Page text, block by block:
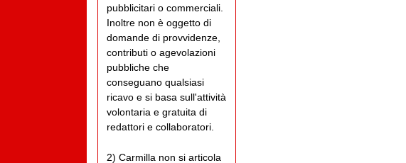
pubblicitari o commerciali.
Inoltre non è oggetto di
domande di provvidenze,
contributi o agevolazioni
pubbliche che
conseguano qualsiasi
ricavo e si basa sull'attività
volontaria e gratuita di
redattori e collaboratori.
2) Carmilla non si articola